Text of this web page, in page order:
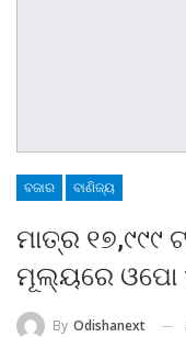
ବଜାର ବାଣିଜ୍ୟ
ମାତ୍ର ୧୭,୯୯୯
ମୂଲ୍ୟରେ ଓପୋ
By Odishanext